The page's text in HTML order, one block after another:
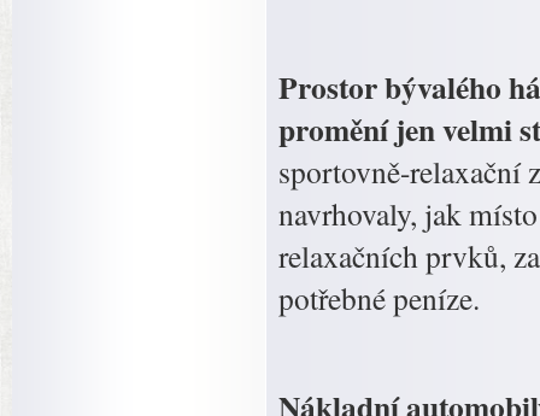
Prostor bývalého
promění jen velmi
sportovně-relaxační
navrhovaly, jak
relaxačních prvků,
potřebné peníze.
Nákladní